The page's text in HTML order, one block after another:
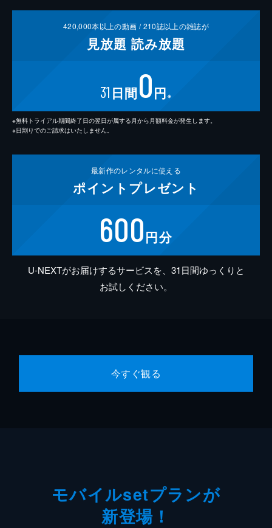
420,000本以上の動画 /210誌以上の雑誌が
見放題 読み放題
31 日間0円 ※
※無料トライアル期間終了日の翌日が属する月から月額料金が発生します。
※日割りでのご請求はいたしません。
最新作のレンタルに使える
ポイント プレゼント
600円分
U-NEXTがお届けするサービスを、31日間ゆっくりと
お試しください。
今すぐ観る
モバイルsetプランが
新登場！